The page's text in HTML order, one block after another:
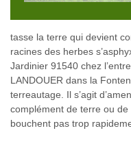
tasse la terre qui devient
racines des herbes
Jardinier 91540 chez
LANDOUER dans la
terreautage. Il s’agit
complément de terre ou
bouchent pas trop